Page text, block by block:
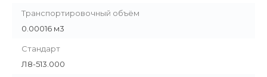
Транспортировочный объём
0.00016 м3
Стандарт
Л8-513.000